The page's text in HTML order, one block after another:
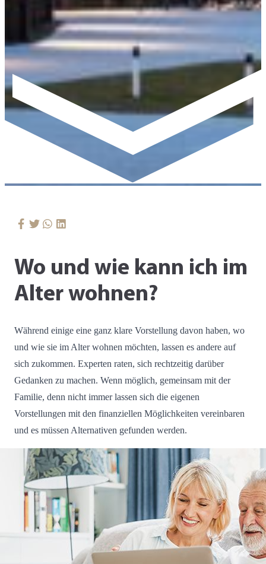
Wo und wie kann ich im
Alter wohnen?
Während einige eine ganz klare Vorstellung davon haben, wo
und wie sie im Alter wohnen möchten, lassen es andere auf
sich zukommen. Experten raten, sich rechtzeitig darüber
Gedanken zu machen. Wenn möglich, gemeinsam mit der
Familie, denn nicht immer lassen sich die eigenen
Vorstellungen mit den finanziellen Möglichkeiten vereinbaren
und es müssen Alternativen gefunden werden.